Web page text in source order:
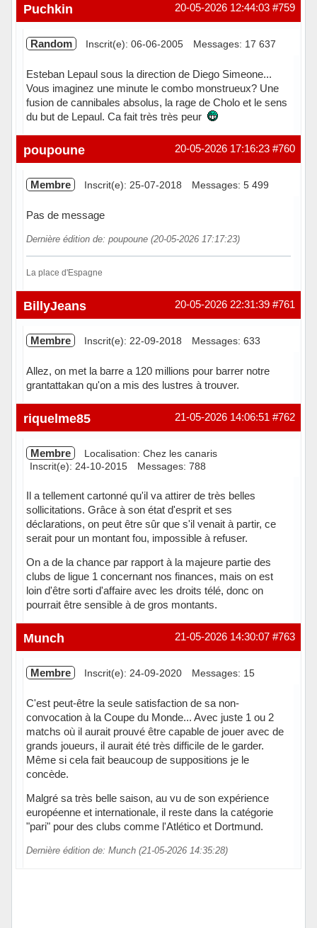
#759
20-05-2026 12:44:03
Puchkin
Random Inscrit(e): 06-06-2005 Messages: 17 637
Esteban Lepaul sous la direction de Diego Simeone...
Vous imaginez une minute le combo monstrueux? Une
fusion de cannibales absolus, la rage de Cholo et le sens
du but de Lepaul. Ca fait très très peur
Hors ligne #760
20-05-2026 17:16:23
poupoune
Membre Inscrit(e): 25-07-2018 Messages: 5 499
Pas de message
Dernière édition de: poupoune (20-05-2026 17:17:23)
La place d'Espagne
Hors ligne #761
20-05-2026 22:31:39
BillyJeans
Membre Inscrit(e): 22-09-2018 Messages: 633
Allez, on met la barre a 120 millions pour barrer notre
grantattakan qu'on a mis des lustres à trouver.
En ligne #762
21-05-2026 14:06:51
riquelme85
Membre
Localisation: Chez les canaris
Inscrit(e): 24-10-2015
Messages: 788
Il a tellement cartonné qu'il va attirer de très belles
sollicitations. Grâce à son état d'esprit et ses
déclarations, on peut être sûr que s'il venait à partir, ce
serait pour un montant fou, impossible à refuser.
On a de la chance par rapport à la majeure partie des
clubs de ligue 1 concernant nos finances, mais on est
loin d'être sorti d'affaire avec les droits télé, donc on
pourrait être sensible à de gros montants.
Hors ligne #763
21-05-2026 14:30:07
Munch
Membre Inscrit(e): 24-09-2020 Messages: 15
C'est peut-être la seule satisfaction de sa non-
convocation à la Coupe du Monde... Avec juste 1 ou 2
matchs où il aurait prouvé être capable de jouer avec de
grands joueurs, il aurait été très difficile de le garder.
Même si cela fait beaucoup de suppositions je le
concède.
Malgré sa très belle saison, au vu de son expérience
européenne et internationale, il reste dans la catégorie
"pari" pour des clubs comme l'Atlético et Dortmund.
Dernière édition de: Munch (21-05-2026 14:35:28)